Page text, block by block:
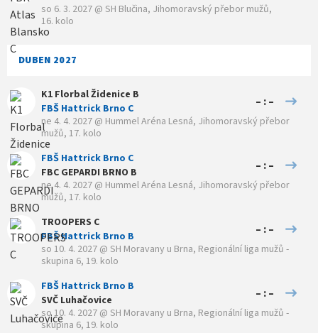
so 6. 3. 2027 @ SH Blučina, Jihomoravský přebor mužů,
16. kolo
DUBEN 2027
K1 Florbal Židenice B
FBŠ Hattrick Brno C
– : –
ne 4. 4. 2027 @ Hummel Aréna Lesná, Jihomoravský přebor
mužů, 17. kolo
FBŠ Hattrick Brno C
FBC GEPARDI BRNO B
– : –
ne 4. 4. 2027 @ Hummel Aréna Lesná, Jihomoravský přebor
mužů, 17. kolo
TROOPERS C
FBŠ Hattrick Brno B
– : –
so 10. 4. 2027 @ SH Moravany u Brna, Regionální liga mužů -
skupina 6, 19. kolo
FBŠ Hattrick Brno B
SVČ Luhačovice
– : –
so 10. 4. 2027 @ SH Moravany u Brna, Regionální liga mužů -
skupina 6, 19. kolo